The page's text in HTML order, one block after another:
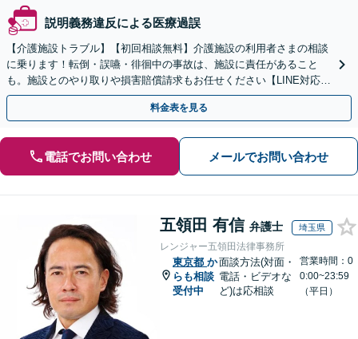
説明義務違反による医療過誤
【介護施設トラブル】【初回相談無料】介護施設の利用者さまの相談
に乗ります！転倒・誤嚥・徘徊中の事故は、施設に責任があること
も。施設とのやり取りや損害賠償請求もお任せください【LINE対応
可】【夜間・休日面談可】【関東エリア対応】
料金表を見る
電話でお問い合わせ メールでお問い合わせ
五領田 有信 弁護士 埼玉県
レンジャー五領田法律事務所
東京都 か
らも相談
受付中
面談方法(対面・
電話・ビデオな
ど)は応相談
営業時間：0
0:00~23:59
（平日）